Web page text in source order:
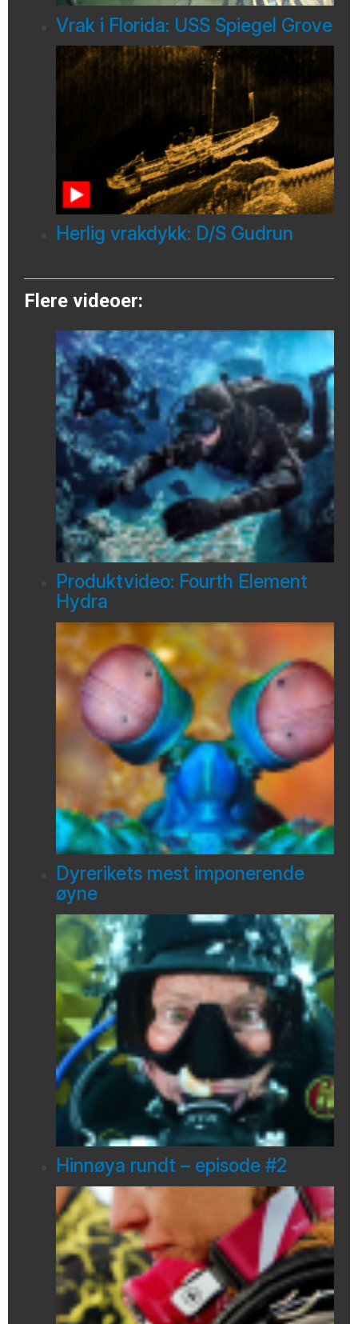
Vrak i Florida: USS Spiegel Grove
Herlig vrakdykk: D/S Gudrun
Flere videoer:
Produktvideo: Fourth Element
Hydra
Dyrerikets mest imponerende
øyne
Hinnøya rundt – episode #2